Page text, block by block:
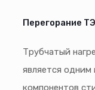
Перегорание
Трубчатый
является одним
компонентов